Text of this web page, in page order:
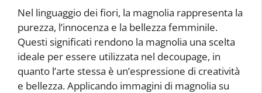
Nel linguaggio dei fiori, la magnolia rappresenta la
purezza, l’innocenza e la bellezza femminile.
Questi significati rendono la magnolia una scelta
ideale per essere utilizzata nel decoupage, in
quanto l’arte stessa è un’espressione di creatività
e bellezza. Applicando immagini di magnolia su